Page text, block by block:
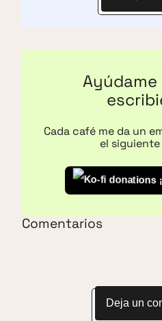
Ayúdame
Cada café me da un
el
Comentarios
Deja un